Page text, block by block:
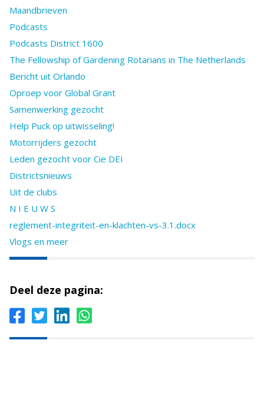
Maandbrieven
Podcasts
Podcasts District 1600
The Fellowship of Gardening Rotarians in The Netherlands
Bericht uit Orlando
Oproep voor Global Grant
Samenwerking gezocht
Help Puck op uitwisseling!
Motorrijders gezocht
Leden gezocht voor Cie DEI
Districtsnieuws
Uit de clubs
N I E U W S
reglement-integriteit-en-klachten-vs-3.1.docx
Vlogs en meer
Deel deze pagina: